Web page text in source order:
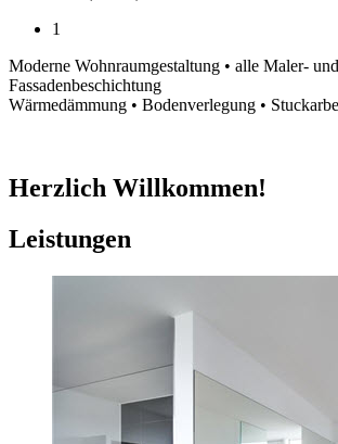
1
Moderne Wohnraumgestaltung • alle Maler-
Fassadenbeschichtung
Wärmedämmung • Bodenverlegung •
Herzlich Willkommen!
Leistungen